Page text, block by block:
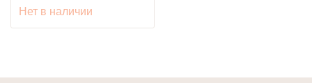
Нет в наличии